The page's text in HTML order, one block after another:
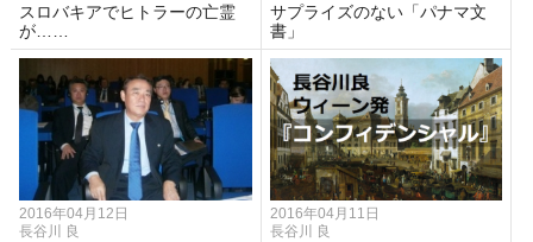
スロバキアでヒトラーの亡霊
が……
サプライズのない「パナマ文
書」
2016年04月12日
長谷川 良
2016年04月11日
長谷川 良